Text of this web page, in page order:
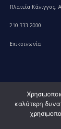
Πλατεία Κάνιγγος,
210 333 2000
Επικοινωνία
© 2010 – 2023
Projects+
καλύτερη